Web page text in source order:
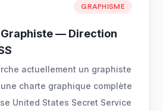
GRAPHISME
Graphiste — Direction
actuellement un graphiste
charte graphique complète
United States Secret Service